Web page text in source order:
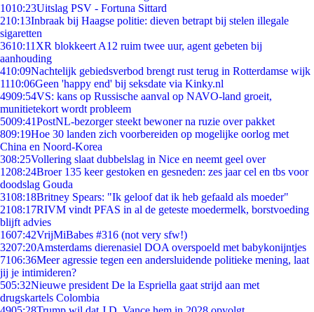
1010:23Uitslag PSV - Fortuna Sittard
210:13Inbraak bij Haagse politie: dieven betrapt bij stelen illegale
sigaretten
3610:11 XR blokkeert A12 ruim twee uur, agent gebeten bij
aanhouding
410:09Nachtelijk gebiedsverbod brengt rust terug in Rotterdamse wijk
1110:06Geen 'happy end' bij seksdate via Kinky.nl
4909:54VS: kans op Russische aanval op NAVO-land groeit,
munitietekort wordt probleem
5009:41PostNL-bezorger steekt bewoner na ruzie over pakket
809:19Hoe 30 landen zich voorbereiden op mogelijke oorlog met
China en Noord-Korea
308:25Vollering slaat dubbelslag in Nice en neemt geel over
1208:24Broer 135 keer gestoken en gesneden: zes jaar cel en tbs voor
doodslag Gouda
3108:18Britney Spears: "Ik geloof dat ik heb gefaald als moeder"
2108:17RIVM vindt PFAS in al de geteste moedermelk, borstvoeding
blijft advies
1607:42VrijMiBabes #316 (not very sfw!)
3207:20Amsterdams dierenasiel DOA overspoeld met babykonijntjes
7106:36Meer agressie tegen een andersluidende politieke mening, laat
jij je intimideren?
505:32Nieuwe president De la Espriella gaat strijd aan met
drugskartels Colombia